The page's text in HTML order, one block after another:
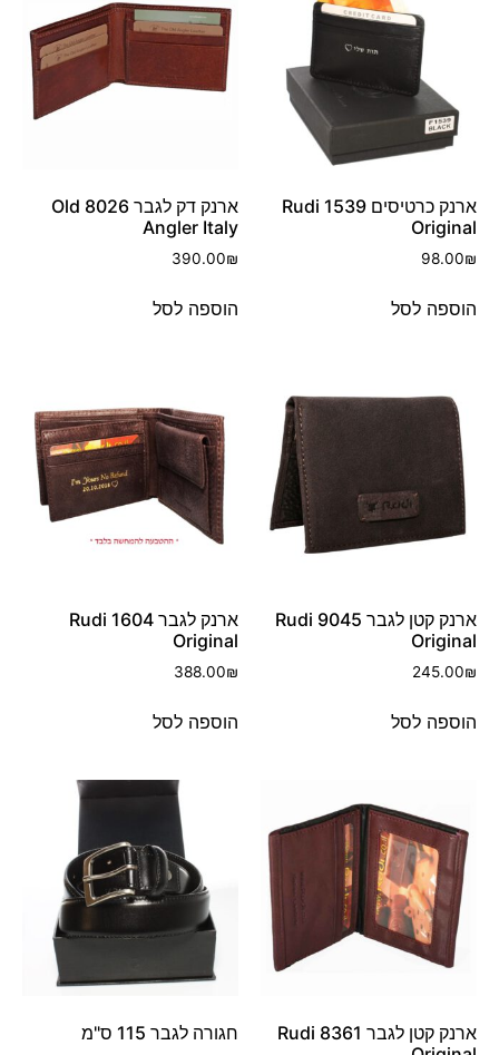
ארנק כרטיסים 1539 Rudi
Original
98.00₪
הוספה לסל
ארנק דק לגבר 8026 Old
Angler Italy
390.00₪
הוספה לסל
ארנק קטן לגבר 9045 Rudi
Original
245.00₪
הוספה לסל
ארנק לגבר 1604 Rudi
Original
388.00₪
הוספה לסל
ארנק קטן לגבר 8361 Rudi
חגורה לגבר 115 ס"מ